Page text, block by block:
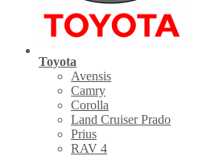
Toyota
Avensis
Camry
Corolla
Land Cruiser Prado
Prius
RAV 4